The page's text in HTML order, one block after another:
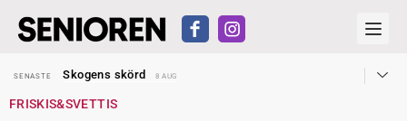
SENASTE
Skogens skörd
8 AUG
SENASTE
Reform för äldre kan bli slag i luften
FRISKIS&SVETTIS